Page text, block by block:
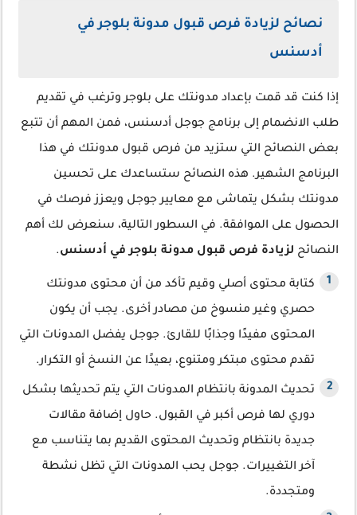
نصائح لزيادة فرص قبول مدونة بلوجر في
أدسنس
إذا كنت قد قمت بإعداد مدونتك على بلوجر وترغب في تقديم
طلب الانضمام إلى برنامج جوجل أدسنس، فمن المهم أن تتبع
بعض النصائح التي ستزيد من فرص قبول مدونتك في هذا
البرنامج الشهير. هذه النصائح ستساعدك على تحسين
مدونتك بشكل يتماشى مع معايير جوجل ويعزز فرصك في
الحصول على الموافقة. في السطور التالية، سنعرض لك أهم
النصائح لزيادة فرص قبول مدونة بلوجر في أدسنس.
كتابة محتوى أصلي وقيم تأكد من أن محتوى مدونتك
حصري وغير منسوخ من مصادر أخرى. يجب أن يكون
المحتوى مفيدًا وجذابًا للقارئ. جوجل يفضل المدونات التي
تقدم محتوى مبتكر ومتنوع، بعيدًا عن النسخ أو التكرار.
تحديث المدونة بانتظام المدونات التي يتم تحديثها بشكل
دوري لها فرص أكبر في القبول. حاول إضافة مقالات
جديدة بانتظام وتحديث المحتوى القديم بما يتناسب مع
آخر التغييرات. جوجل يحب المدونات التي تظل نشطة
ومتجددة.